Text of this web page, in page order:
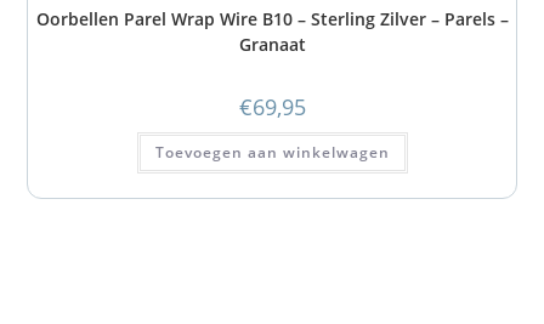
Oorbellen Parel Wrap Wire B10 – Sterling Zilver – Parels –
Granaat
€69,95
Toevoegen aan winkelwagen